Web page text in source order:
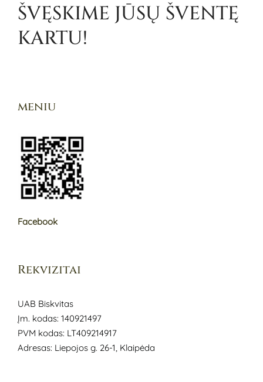
ŠVĘSKIME JŪSŲ ŠVENTĘ
KARTU!
meniu
Facebook
Rekvizitai
UAB Biskvitas
Įm. kodas: 140921497
PVM kodas: LT409214917
Adresas: Liepojos g. 26-1, Klaipėda